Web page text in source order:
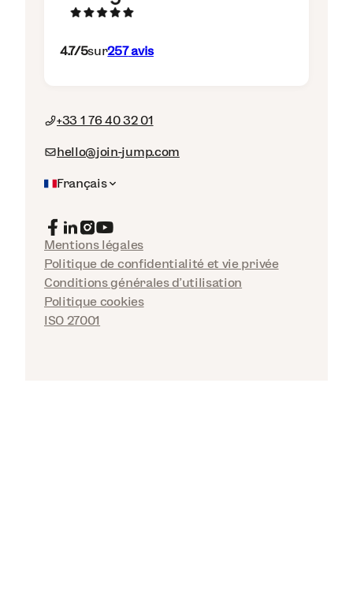
4.7/5sur257avis
+33 1 76 40 32 01
hello@join-jump.com
Français
Mentions légales
Politique de confidentialité et vie privée
Conditions générales d'utilisation
Politique cookies
ISO 27001